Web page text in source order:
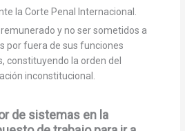
la Corte Penal Internacional.
y no ser sometidos a
por fuera de sus funciones
constituyendo la orden del
inconstitucional.
de sistemas en la